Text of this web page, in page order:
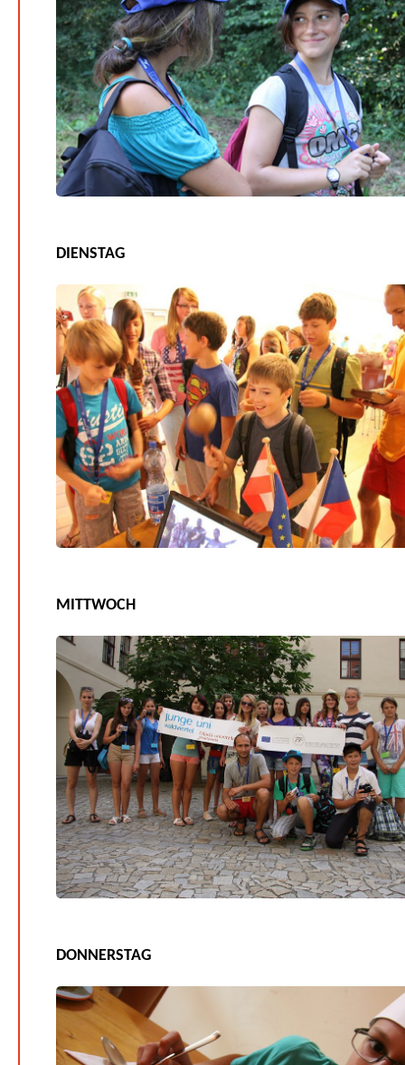
DIENSTAG
MITTWOCH
DONNERSTAG